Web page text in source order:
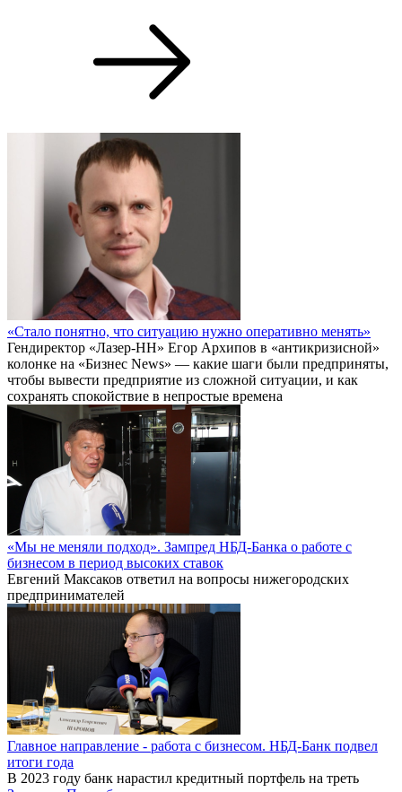
Ил-114-300 и двигатель ПД-8 получили сертификаты типа
Первый вице-премьер Денис Мантуров на ПМЭФ-2026
принял участие в церемонии выдачи сертификатов типа на
самолет Ил-114-300 и двигатель ПД-8 для «Суперджета», что
открывает запуск их коммерческой эксплуатации. Об этом
сообщает правительство России.
ГАЗ внедрил сквозную ИТ-систему и сократил затраты на 110
млн рублей в год
Горьковский автозавод внедрил комплексную ИТ-систему
управления жизненным циклом продукции, которая
позволила повысить загрузку оборудования на 15% и
сократить ежегодные издержки на 110 млн рублей.